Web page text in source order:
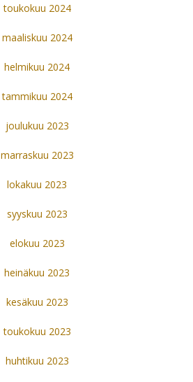
toukokuu 2024
maaliskuu 2024
helmikuu 2024
tammikuu 2024
joulukuu 2023
marraskuu 2023
lokakuu 2023
syyskuu 2023
elokuu 2023
heinäkuu 2023
kesäkuu 2023
toukokuu 2023
huhtikuu 2023